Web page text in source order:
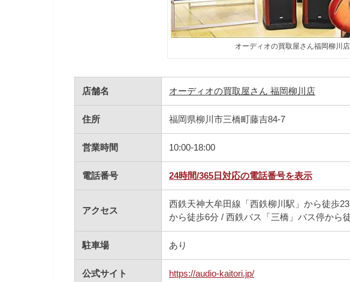
オーディオの買取屋さん福岡柳川店
店舗名 オーディオの買取屋さん 福岡柳川店
住所 福岡県柳川市三橋町藤吉84-7
営業時間 10:00-18:00
電話番号 24時間/365日対応の電話番号を表示
アクセス
西鉄天神大牟田線「西鉄柳川駅」から徒歩
から徒歩6分 / 西鉄バス「三橋」バス停から
駐車場 あり
公式サイト https://audio-kaitori.jp/